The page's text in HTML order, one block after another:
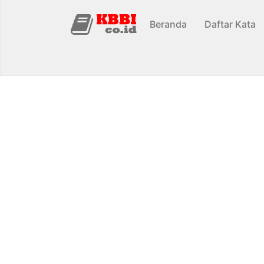
Beranda Daftar Kata